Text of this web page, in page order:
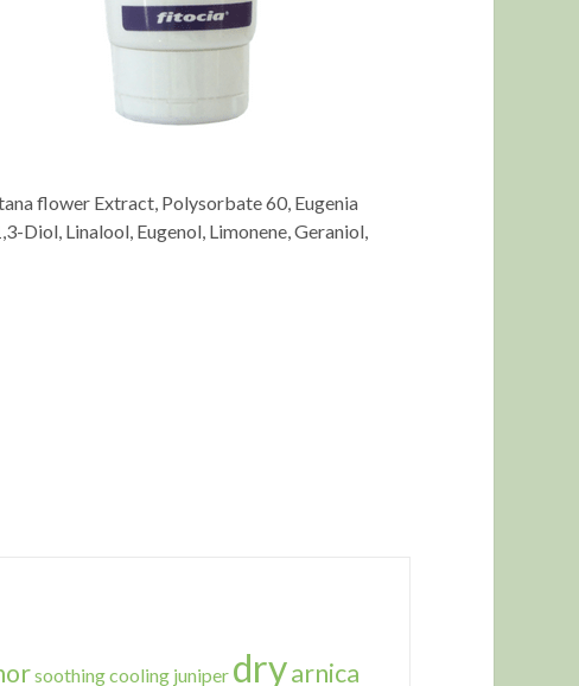
flower Extract, Polysorbate 60, Eugenia
Diol, Linalool, Eugenol, Limonene, Geraniol,
soothingcooling juniper dryarnica